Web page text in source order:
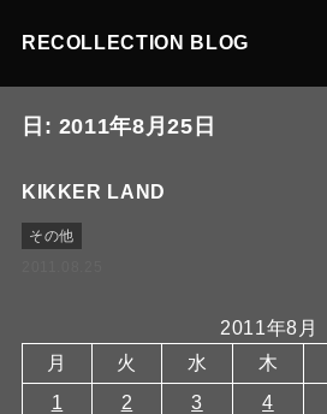
RECOLLECTION BLOG
日: 2011年8月25日
KIKKER LAND
その他
2011年8月
月
火 水 木
1
2 3 4